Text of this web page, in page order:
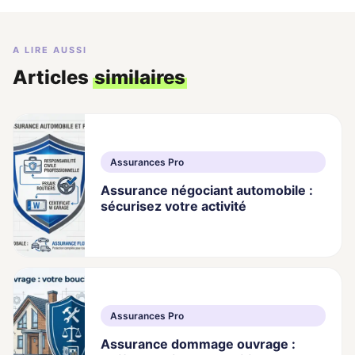
A LIRE AUSSI
Articles similaires
Assurances Pro
Assurance négociant automobile :
sécurisez votre activité
Assurances Pro
Assurance dommage ouvrage :